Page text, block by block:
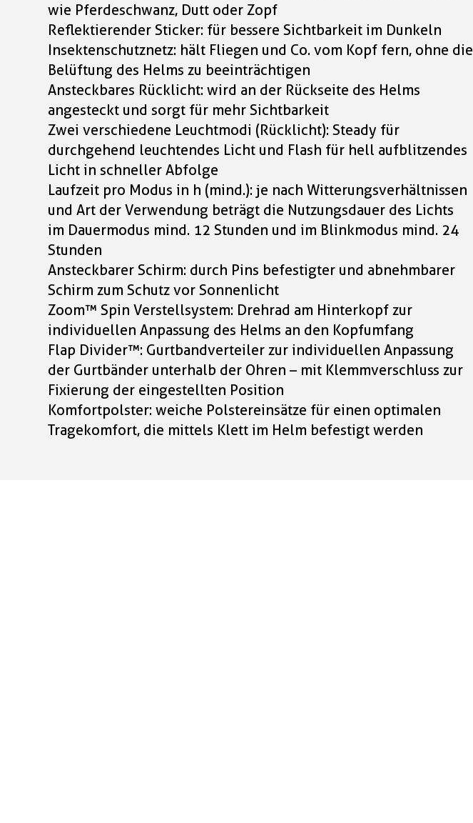
wie Pferdeschwanz, Dutt oder Zopf
Reflektierender Sticker: für bessere Sichtbarkeit im Dunkeln
Insektenschutznetz: hält Fliegen und Co. vom Kopf fern, ohne die
Belüftung des Helms zu beeinträchtigen
Ansteckbares Rücklicht: wird an der Rückseite des Helms
angesteckt und sorgt für mehr Sichtbarkeit
Zwei verschiedene Leuchtmodi (Rücklicht): Steady für
durchgehend leuchtendes Licht und Flash für hell aufblitzendes
Licht in schneller Abfolge
Laufzeit pro Modus in h (mind.): je nach Witterungsverhältnissen
und Art der Verwendung beträgt die Nutzungsdauer des Lichts
im Dauermodus mind. 12 Stunden und im Blinkmodus mind. 24
Stunden
Ansteckbarer Schirm: durch Pins befestigter und abnehmbarer
Schirm zum Schutz vor Sonnenlicht
Zoom™ Spin Verstellsystem: Drehrad am Hinterkopf zur
individuellen Anpassung des Helms an den Kopfumfang
Flap Divider™: Gurtbandverteiler zur individuellen Anpassung
der Gurtbänder unterhalb der Ohren – mit Klemmverschluss zur
Fixierung der eingestellten Position
Komfortpolster: weiche Polstereinsätze für einen optimalen
Tragekomfort, die mittels Klett im Helm befestigt werden